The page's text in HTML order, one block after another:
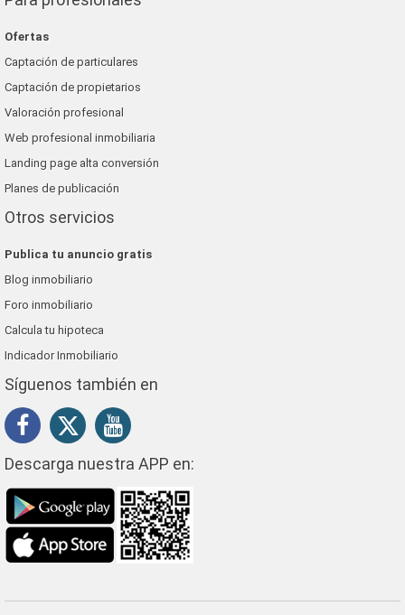
Ofertas
Captación de particulares
Captación de propietarios
Valoración profesional
Web profesional inmobiliaria
Landing page alta conversión
Planes de publicación
Otros servicios
Publica tu anuncio gratis
Blog inmobiliario
Foro inmobiliario
Calcula tu hipoteca
Indicador Inmobiliario
Síguenos también en
Descarga nuestra APP en: